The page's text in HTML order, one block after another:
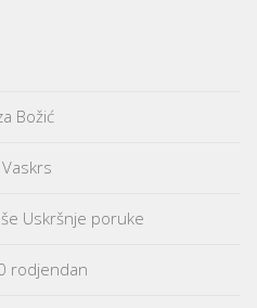
Božić
Uskršnje poruke
rodjendan